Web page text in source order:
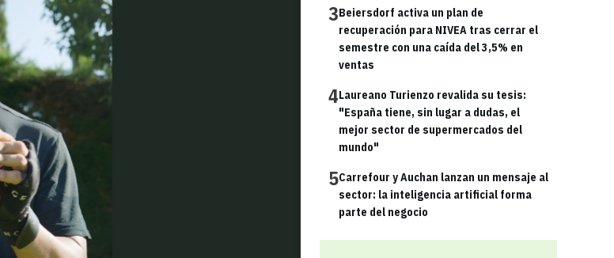
3Beiersdorf activa un plan de
recuperación para NIVEA tras cerrar el
semestre con una caída del 3,5% en
ventas
4Laureano Turienzo revalida su tesis:
"España tiene, sin lugar a dudas, el
mejor sector de supermercados del
mundo"
5Carrefour y Auchan lanzan un mensaje al
sector: la inteligencia artificial forma
parte del negocio